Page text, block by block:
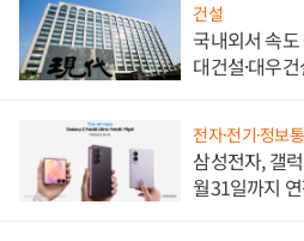
건설
국내외서 속도
대건설·대우
전자·전기·정보
삼성전자, 갤
월31일까지